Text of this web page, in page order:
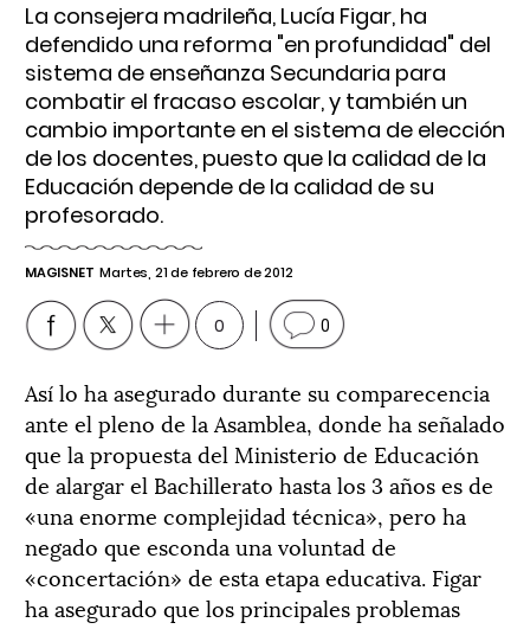
La consejera madrileña, Lucía Figar, ha
defendido una reforma "en profundidad" del
sistema de enseñanza Secundaria para
combatir el fracaso escolar, y también un
cambio importante en el sistema de elección
de los docentes, puesto que la calidad de la
Educación depende de la calidad de su
profesorado.
MAGISNET Martes, 21 de febrero de 2012
0 0
Así lo ha asegurado durante su comparecencia
ante el pleno de la Asamblea, donde ha señalado
que la propuesta del Ministerio de Educación
de alargar el Bachillerato hasta los 3 años es de
«una enorme complejidad técnica», pero ha
negado que esconda una voluntad de
«concertación» de esta etapa educativa. Figar
ha asegurado que los principales problemas